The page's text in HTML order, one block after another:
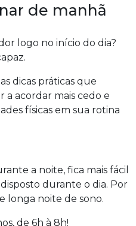
de manhã
logo no início do dia?
dicas práticas que
a acordar mais cedo e
físicas em sua rotina
a noite, fica mais fácil
durante o dia. Por
longa noite de sono.
de 6h à 8h!